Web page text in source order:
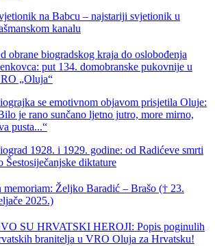
na Babcu – najstariji svjetionik u
kanalu
obrane biogradskog kraja do oslobođenja
put 134. domobranske pukovnije u
„Oluja“
se emotivnom objavom prisjetila Oluje:
je rano sunčano ljetno jutro, more mirno,
pusta...“
1928. i 1929. godine: od Radićeve smrti
Šestosiječanjske diktature
memoriam: Željko Baradić – Brašo († 23.
2025.)
SU HRVATSKI HEROJI: Popis poginulih
branitelja u VRO Oluja za Hrvatsku!